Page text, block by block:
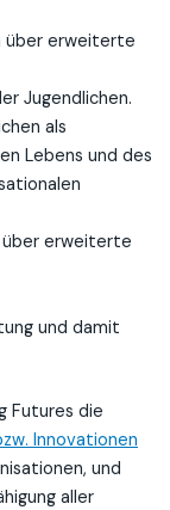
über erweiterte
Jugendlichen.
als
Lebens und des
über erweiterte
und damit
Futures die
Innovationen
und
aller